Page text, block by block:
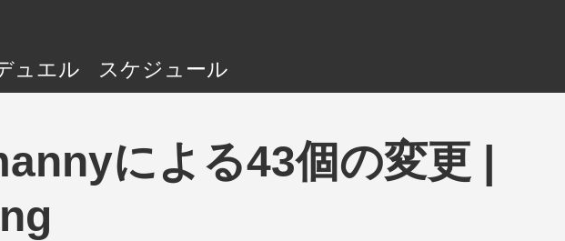
ュエル スケジュール
による43個の変更 |